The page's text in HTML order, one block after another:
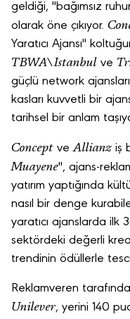
geldiği, "bağımsız
olarak öne çıkıyor.
Yaratıcı Ajansı"
TBWA\Istanbul ve
güçlü network
kasları kuvvetli bir
tarihsel bir anlam
Concept veAllianz iş
Muayene", ajans-
yatırım yaptığında
nasıl bir denge
yaratıcı ajanslarda ilk
sektördeki değerli
trendinin ödüllerle
Reklamveren
Unilever, yerini 140